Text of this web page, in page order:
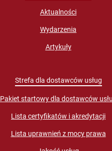
Aktualności
Wydarzenia
Artykuły
Strefa dla dostawców usług
Pakiet startowy dla dostawców
Lista certyfikatów i akredytacji
Lista uprawnień z mocy prawa